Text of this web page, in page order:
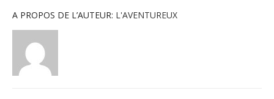
A PROPOS DE L’AUTEUR: L'AVENTUREUX